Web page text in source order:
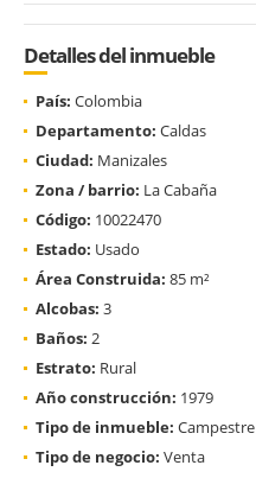
Detalles del inmueble
País: Colombia
Departamento: Caldas
Ciudad: Manizales
Zona / barrio: La Cabaña
Código: 10022470
Estado: Usado
Área Construida: 85 m²
Alcobas: 3
Baños: 2
Estrato: Rural
Año construcción: 1979
Tipo de inmueble: Campestre
Tipo de negocio: Venta